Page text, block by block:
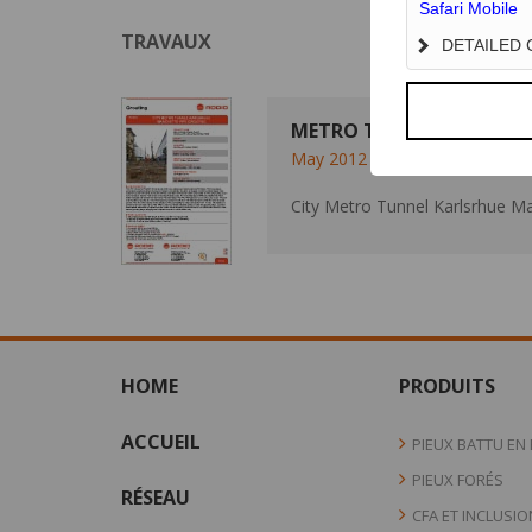
TRAVAUX
METRO TUNNEL
May 2012 - July 2014
City Metro Tunnel Karlsrhue
HOME
ACCUEIL
RÉSEAU
PRODUITS
PIEUX BATTU EN
PIEUX FORÉS
CFA ET
Safari Mobile
DETAILED